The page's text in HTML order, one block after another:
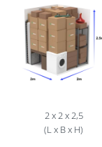
2 x 2 x 2,5
(L x B x H)